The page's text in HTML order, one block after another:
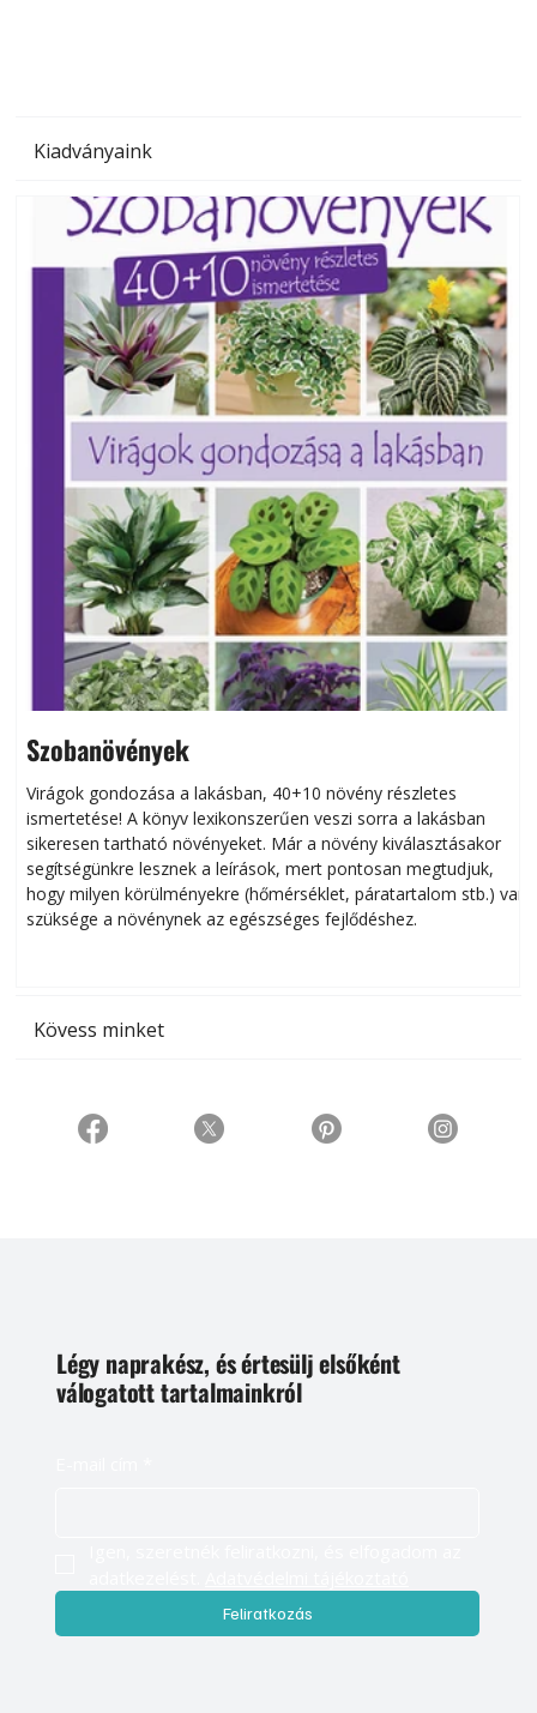
Kiadványaink
Szobanövények
Virágok gondozása a lakásban, 40+10 növény részletes
ismertetése! A könyv lexikonszerűen veszi sorra a lakásban
sikeresen tart­ha­tó növényeket. Már a növény kiválasztásakor
segítségünkre lesznek a leírások, mert pontosan megtudjuk,
hogy milyen körülményekre (hőmérséklet, páratartalom stb.) van
szüksége a növénynek az egészséges fejlődéshez.
Kövess minket
Légy naprakész, és értesülj elsőként
válogatott tartalmainkról
Feliratkozás